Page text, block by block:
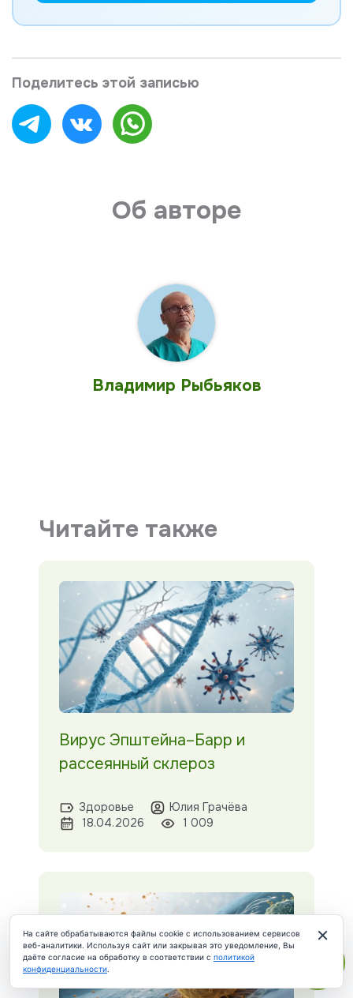
Поделитесь этой записью
Об авторе
Владимир Рыбьяков
Читайте также
Вирус Эпштейна–Барр и
рассеянный склероз
Здоровье
Юлия Грачёва
18.04.2026
1 009
×
На сайте обрабатываются файлы cookie с использованием сервисов
веб-аналитики. Используя сайт или закрывая это уведомление, Вы
даёте согласие на обработку в соответствии с политикой
конфиденциальности.